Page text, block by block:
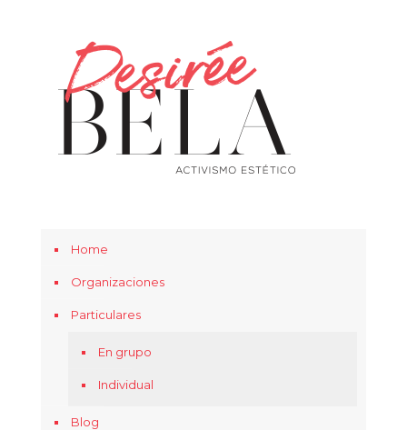
Home
Organizaciones
Particulares
En grupo
Individual
Blog